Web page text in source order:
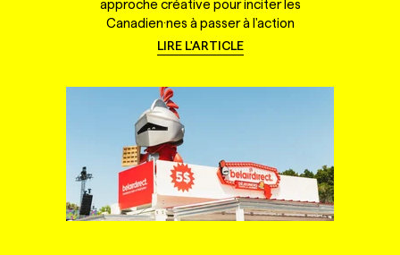
approche créative pour inciter les
Canadien·nes à passer à l'action
LIRE L'ARTICLE